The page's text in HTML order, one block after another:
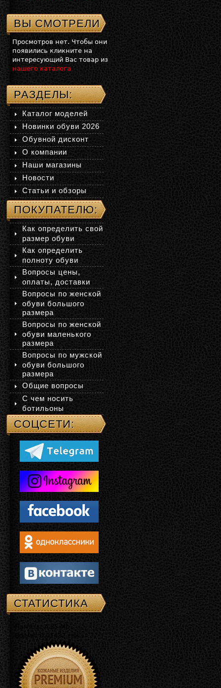
ВЫ СМОТРЕЛИ
Просмотров нет. Чтобы они
появились кликните на
интересующий Вас товар из
нашего каталога
РАЗДЕЛЫ:
Каталог моделей
Новинки обуви 2026
Обувной дисконт
О компании
Наши магазины
Новости
Статьи и обзоры
ПОКУПАТЕЛЮ:
Как определить свой
размер обуви
Как определить
полноту обуви
Вопросы цены,
оплаты, доставки
Вопросы по женской
обуви большого
размера
Вопросы по женской
обуви маленького
размера
Вопросы по мужской
обуви большого
размера
Общие вопросы
С чем носить
ботильоны
СОЦСЕТИ:
СТАТИСТИКА
Память: 4.25 Mb
Время: 0.01432 сек.